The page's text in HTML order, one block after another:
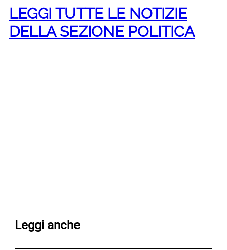
LEGGI TUTTE LE NOTIZIE
DELLA SEZIONE POLITICA
Leggi anche